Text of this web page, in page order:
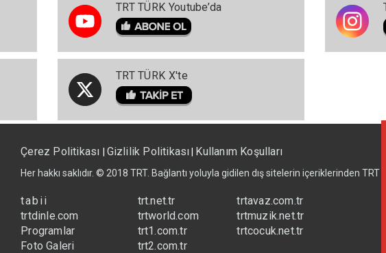
TRT TÜRK Youtube’da
TRT TÜRK X'te
Çerez Politikası Gizlilik Politikası Kullanım Koşulları
Her hakkı saklıdır. © 2018 TRT. Bağlantı yoluyla gidilen dış sitelerin içeriklerinden TRT
tabii
trtdinle.com
Programlar
Foto Galeri
trt.net.tr
trtworld.com
trt1.com.tr
trt2.com.tr
trtavaz.com.tr
trtmuzik.net.tr
trtcocuk.net.tr